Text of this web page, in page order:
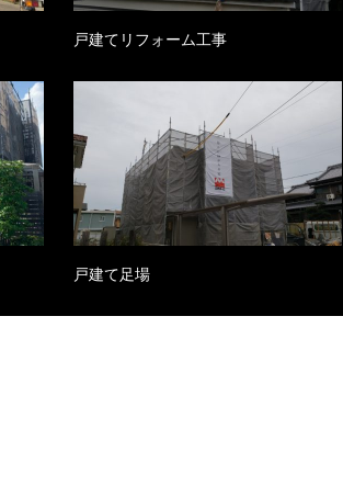
戸建てリフォーム工事
戸建て足場